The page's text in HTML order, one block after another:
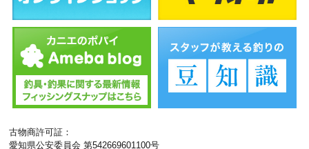
古物商許可証：
愛知県公安委員会 第542669601100号